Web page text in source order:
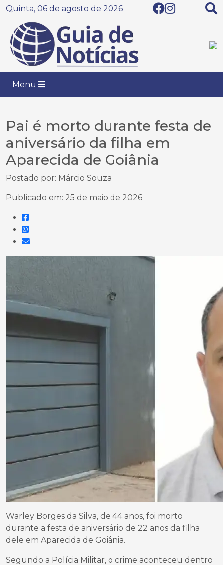
Quinta, 06 de agosto de 2026
Menu
Pai é morto durante festa de
aniversário da filha em
Aparecida de Goiânia
Postado por: Márcio Souza
Publicado em: 25 de maio de 2026
Warley Borges da Silva, de 44 anos, foi morto
durante a festa de aniversário de 22 anos da filha
dele em Aparecida de Goiânia.
Segundo a Polícia Militar, o crime aconteceu dentro